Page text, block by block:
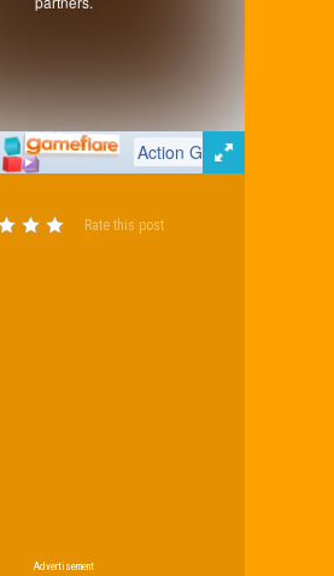
Rate this post
Advertisement